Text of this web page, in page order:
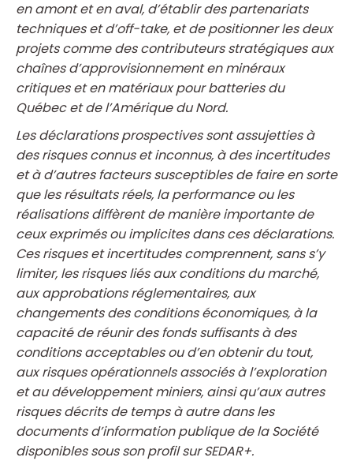
en amont et en aval, d’établir des partenariats
techniques et d’off-take, et de positionner les deux
projets comme des contributeurs stratégiques aux
chaînes d’approvisionnement en minéraux
critiques et en matériaux pour batteries du
Québec et de l’Amérique du Nord.
Les déclarations prospectives sont assujetties à
des risques connus et inconnus, à des incertitudes
et à d’autres facteurs susceptibles de faire en sorte
que les résultats réels, la performance ou les
réalisations diffèrent de manière importante de
ceux exprimés ou implicites dans ces déclarations.
Ces risques et incertitudes comprennent, sans s’y
limiter, les risques liés aux conditions du marché,
aux approbations réglementaires, aux
changements des conditions économiques, à la
capacité de réunir des fonds suffisants à des
conditions acceptables ou d’en obtenir du tout,
aux risques opérationnels associés à l’exploration
et au développement miniers, ainsi qu’aux autres
risques décrits de temps à autre dans les
documents d’information publique de la Société
disponibles sous son profil sur SEDAR+.